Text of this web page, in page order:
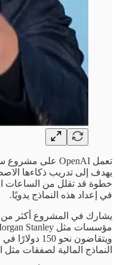
يهدف إلى تدريب ذكاءها
خطوة قد تقلل من الساعات
في إعداد هذه النماذج يدويًا.
ويتقاضون نحو
النماذج المالية لصفقات